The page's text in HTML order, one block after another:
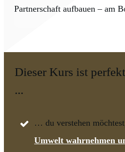
Partnerschaft aufbauen – am
Dieser Kurs ist
...
… du verstehen
Umwelt wahrnehmen